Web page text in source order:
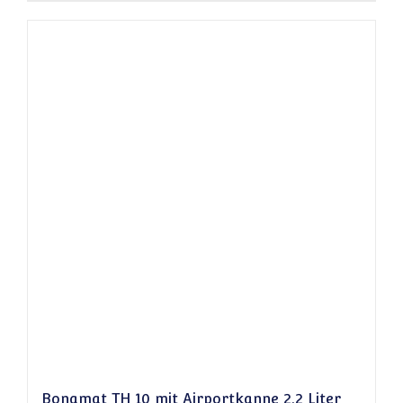
Bonamat TH 10 mit Airportkanne 2,2 Liter